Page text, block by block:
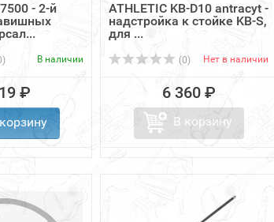
- 2-й
В наличии
₽
ATHLETIC KB-D10 antracyt -
надстройка к стойке KB-S,
для ...
(0) Нет в наличии
6 360 ₽
В корзину